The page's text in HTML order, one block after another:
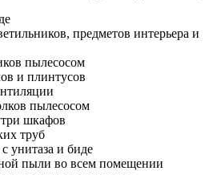
предметов интерьера и
пылесосом
и плинтусов
пылесосом
шкафов
труб
унитаза и биде
пыли во всем помещении